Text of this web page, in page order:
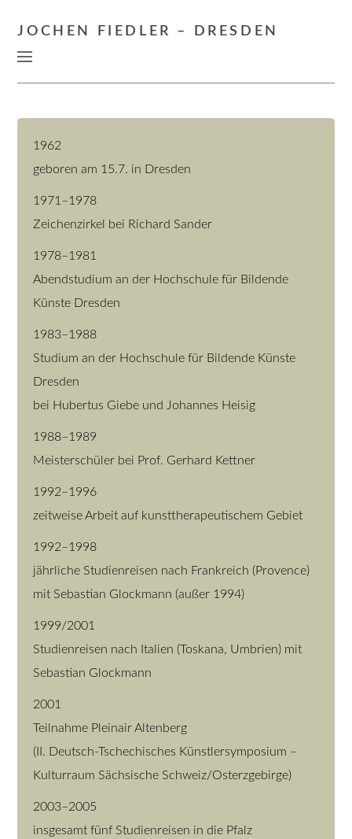
JOCHEN FIEDLER – DRESDEN
1962
geboren am 15.7. in Dresden
1971–1978
Zeichenzirkel bei Richard Sander
1978–1981
Abendstudium an der Hochschule für Bildende
Künste Dresden
1983–1988
Studium an der Hochschule für Bildende Künste
Dresden
bei Hubertus Giebe und Johannes Heisig
1988–1989
Meisterschüler bei Prof. Gerhard Kettner
1992–1996
zeitweise Arbeit auf kunsttherapeutischem Gebiet
1992–1998
jährliche Studienreisen nach Frankreich (Provence)
mit Sebastian Glockmann (außer 1994)
1999/2001
Studienreisen nach Italien (Toskana, Umbrien) mit
Sebastian Glockmann
2001
Teilnahme Pleinair Altenberg
(II. Deutsch-Tschechisches Künstlersymposium –
Kulturraum Sächsische Schweiz/Osterzgebirge)
2003–2005
insgesamt fünf Studienreisen in die Pfalz